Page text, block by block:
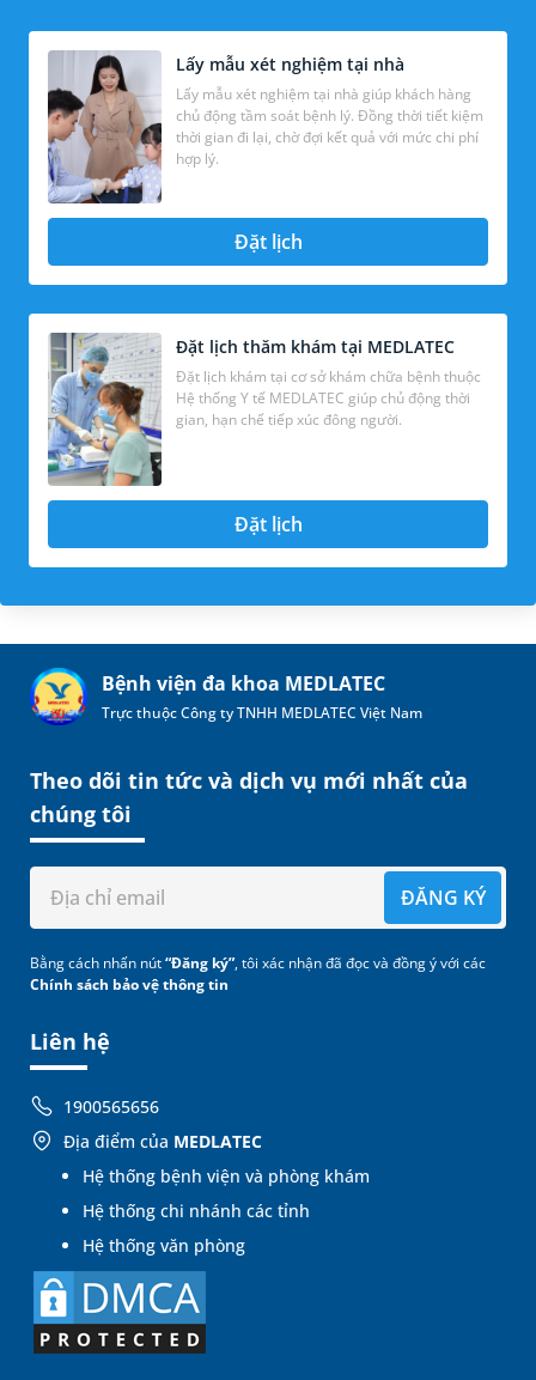
Lấy mẫu xét nghiệm tại nhà
Lấy mẫu xét nghiệm tại nhà giúp khách hàng
chủ động tầm soát bệnh lý. Đồng thời tiết kiệm
thời gian đi lại, chờ đợi kết quả với mức chi phí
hợp lý.
Đặt lịch
Đặt lịch thăm khám tại MEDLATEC
Đặt lịch khám tại cơ sở khám chữa bệnh thuộc
Hệ thống Y tế MEDLATEC giúp chủ động thời
gian, hạn chế tiếp xúc đông người.
Đặt lịch
Bệnh viện đa khoa MEDLATEC
Trực thuộc Công ty TNHH MEDLATEC Việt Nam
Liên hệ
1900565656
Địa điểm của MEDLATEC
Hệ thống bệnh viện và phòng khám
Hệ thống chi nhánh các tỉnh
Hệ thống văn phòng
Theo dõi tin tức và dịch vụ mới nhất của
chúng tôi
ĐĂNG KÝ
Bằng cách nhấn nút“Đăng ký”, tôi xác nhận đã đọc và đồng ý với các
Chính sách bảo vệ thông tin